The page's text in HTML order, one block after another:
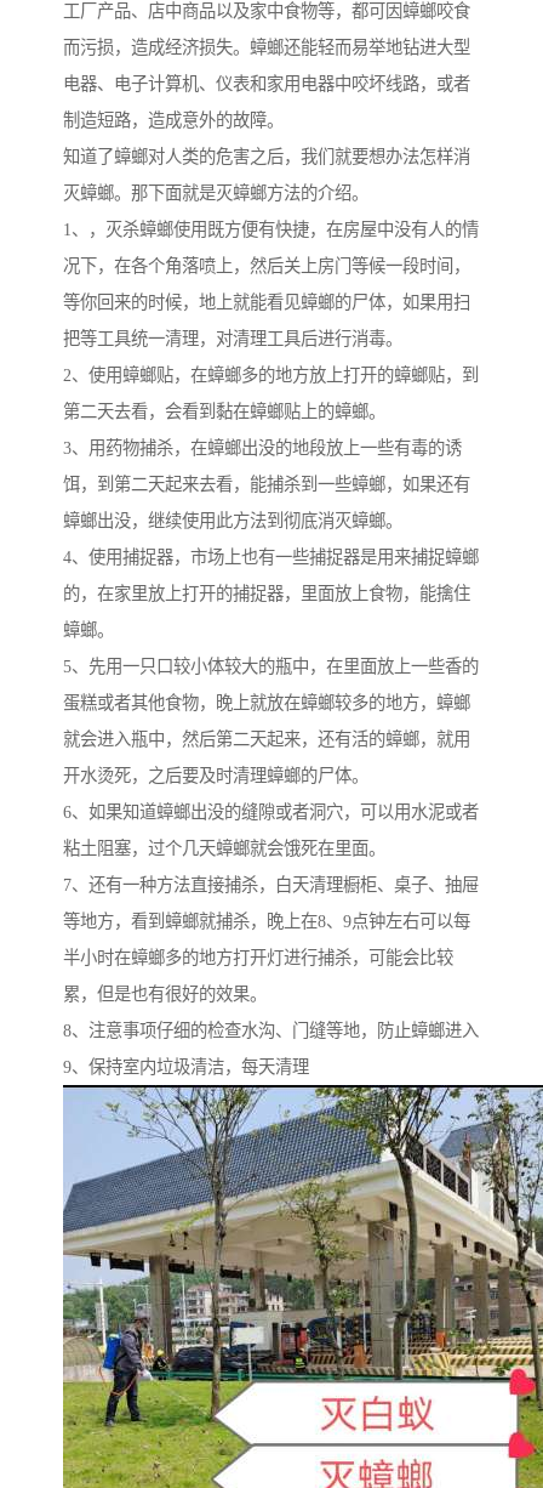
工厂产品、店中商品以及家中食物等，都可因蟑螂咬食
而污损，造成经济损失。蟑螂还能轻而易举地钻进大型
电器、电子计算机、仪表和家用电器中咬坏线路，或者
制造短路，造成意外的故障。
知道了蟑螂对人类的危害之后，我们就要想办法怎样消
灭蟑螂。那下面就是灭蟑螂方法的介绍。
1、，灭杀蟑螂使用既方便有快捷，在房屋中没有人的情
况下，在各个角落喷上，然后关上房门等候一段时间，
等你回来的时候，地上就能看见蟑螂的尸体，如果用扫
把等工具统一清理，对清理工具后进行消毒。
2、使用蟑螂贴，在蟑螂多的地方放上打开的蟑螂贴，到
第二天去看，会看到黏在蟑螂贴上的蟑螂。
3、用药物捕杀，在蟑螂出没的地段放上一些有毒的诱
饵，到第二天起来去看，能捕杀到一些蟑螂，如果还有
蟑螂出没，继续使用此方法到彻底消灭蟑螂。
4、使用捕捉器，市场上也有一些捕捉器是用来捕捉蟑螂
的，在家里放上打开的捕捉器，里面放上食物，能擒住
蟑螂。
5、先用一只口较小体较大的瓶中，在里面放上一些香的
蛋糕或者其他食物，晚上就放在蟑螂较多的地方，蟑螂
就会进入瓶中，然后第二天起来，还有活的蟑螂，就用
开水烫死，之后要及时清理蟑螂的尸体。
6、如果知道蟑螂出没的缝隙或者洞穴，可以用水泥或者
粘土阻塞，过个几天蟑螂就会饿死在里面。
7、还有一种方法直接捕杀，白天清理橱柜、桌子、抽屉
等地方，看到蟑螂就捕杀，晚上在8、9点钟左右可以每
半小时在蟑螂多的地方打开灯进行捕杀，可能会比较
累，但是也有很好的效果。
8、注意事项仔细的检查水沟、门缝等地，防止蟑螂进入
9、保持室内垃圾清洁，每天清理